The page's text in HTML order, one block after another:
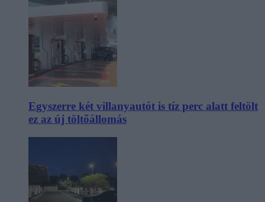
Egyszerre két villanyautót is tíz perc alatt feltölt
ez az új töltőállomás